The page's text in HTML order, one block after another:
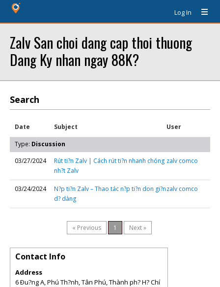
Log In
Zalv San choi dang cap thoi thuong
Dang Ky nhan ngay 88K?
Search
Date Subject User
Type: Discussion
03/27/2024
Rút ti?n Zalv | Cách rút ti?n nhanh chóng
nh?t Zalv
zalv comco
03/24/2024
N?p ti?n Zalv – Thao tác n?p ti?n don gi?n
d? dàng
zalv comco
« Previous 1 Next »
Contact Info
Address
6 Ðu?ng A, Phú Th?nh, Tân Phú, Thành ph? H? Chí